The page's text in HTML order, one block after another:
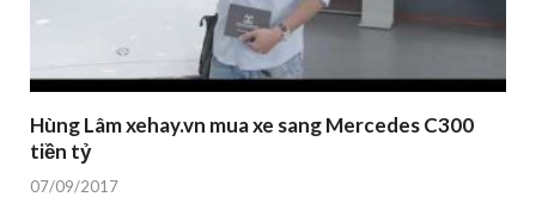
Hùng Lâm xehay.vn mua xe sang Mercedes C300
tiền tỷ
07/09/2017